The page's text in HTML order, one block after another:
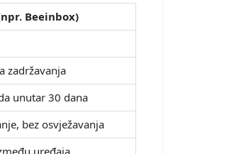
Beeinbox)
zadržavanja
unutar 30 dana
bez osvježavanja